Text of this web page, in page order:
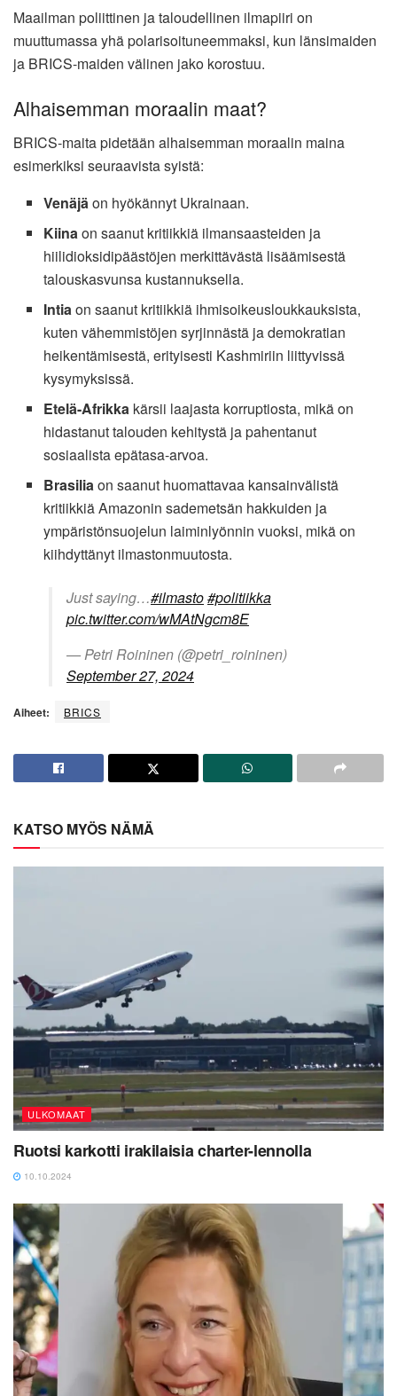
Maailman poliittinen ja taloudellinen ilmapiiri on
muuttumassa yhä polarisoituneemmaksi, kun länsimaiden
ja BRICS-maiden välinen jako korostuu.
Alhaisemman moraalin maat?
BRICS-maita pidetään alhaisemman moraalin maina
esimerkiksi seuraavista syistä:
Venäjä on hyökännyt Ukrainaan.
Kiina on saanut kritiikkiä ilmansaasteiden ja
hiilidioksidipäästöjen merkittävästä lisäämisestä
talouskasvunsa kustannuksella.
Intia on saanut kritiikkiä ihmisoikeusloukkauksista,
kuten vähemmistöjen syrjinnästä ja demokratian
heikentämisestä, erityisesti Kashmiriin liittyvissä
kysymyksissä.
Etelä-Afrikka kärsii laajasta korruptiosta, mikä on
hidastanut talouden kehitystä ja pahentanut
sosiaalista epätasa-arvoa.
Brasilia on saanut huomattavaa kansainvälistä
kritiikkiä Amazonin sademetsän hakkuiden ja
ympäristönsuojelun laiminlyönnin vuoksi, mikä on
kiihdyttänyt ilmastonmuutosta.
Just saying…#ilmasto#politiikka
pic.twitter.com/wMAtNgcm8E
— Petri Roininen (@petri_roininen)
September 27, 2024
Aiheet: BRICS
KATSO MYÖS NÄMÄ
ULKOMAAT
Ruotsi karkotti irakilaisia charter-lennolla
10.10.2024